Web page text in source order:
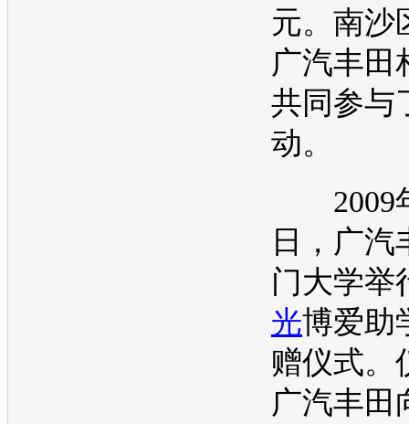
元。南沙
广汽丰田
共同参与
动。
2009
日，广汽
门大学举
光博爱助
赠仪式。
广汽丰田